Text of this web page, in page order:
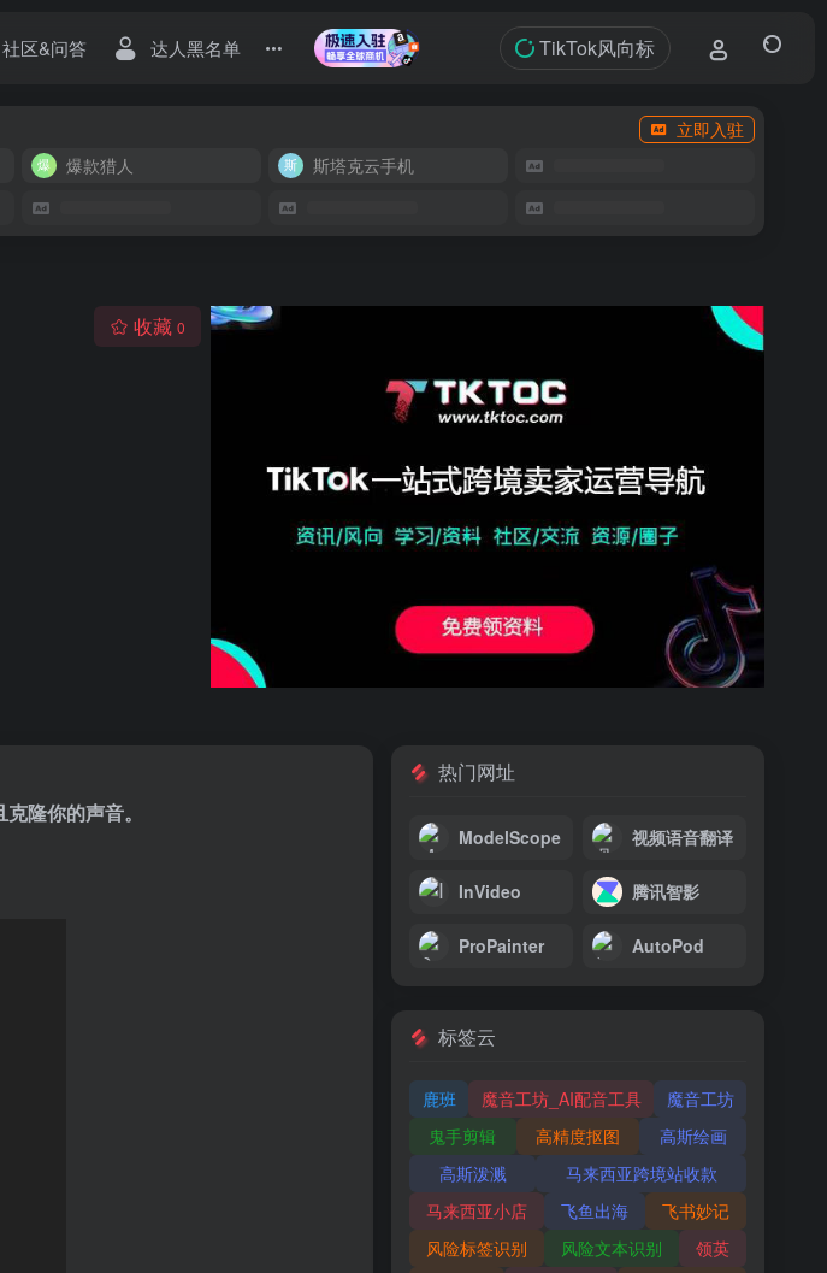
社区&问答 达人黑名单 TikTok风向标
立即入驻
爆款猎人 斯塔克云手机
收藏 0
隆你的声音。
热门网址
ModelScope 视频语音翻译
InVideo 腾讯智影
ProPainter AutoPod
标签云
鹿班 魔音工坊_AI配音工具
魔音工坊
鬼手剪辑
高精度抠图
高斯绘画
高斯泼溅
马来西亚跨境站收款
马来西亚小店
飞鱼出海
飞书妙记
风险标签识别
风险文本识别
领英